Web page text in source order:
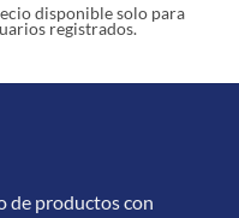
disponible solo para
registrados.
de productos con